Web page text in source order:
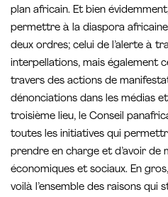
plan africain. Et bien
permettre à la diaspora
deux ordres; celui de l’alerte à
interpellations, mais également
travers des actions de
dénonciations dans les médias
troisième lieu, le Conseil
toutes les initiatives qui
prendre en charge et d’avoir de
économiques et sociaux. En
voilà l’ensemble des raisons qui